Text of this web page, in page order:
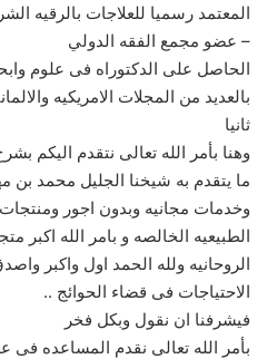
المعتمد رسميا للعلاجات بالرقيه
– عضو مجمع الفقه الدولي
الحاصل على الدكتوراه فى علوم
بالعديد من المجلات الامريكيه
ثانيا
وهنا بأمر الله تعالى نتقدم اليكم
ما يتقدم به شيخنا الجليل محمد بن
وخدمات مجانيه وبدون اجور
الطبيعيه الخالصه و بامر الله اكبر
الروحانيه ولله الحمد اول واكبر
الاحتياجات فى قضاء الحوائج ..
فيشرفنا ان نقول وبكل فخر
بأمر الله تعالى نقدم المساعده فى